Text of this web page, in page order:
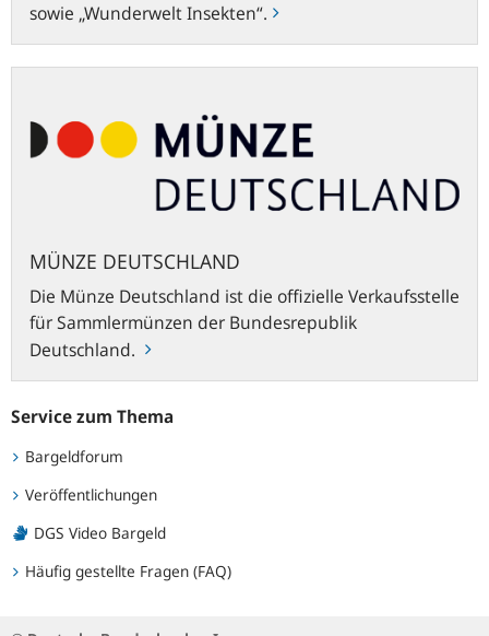
Service zum Thema
Bargeldforum
Veröffentlichungen
DGS Video Bargeld
Häufig gestellte Fragen (FAQ)
sowie „Wunderwelt Insekten“.
MÜNZE DEUTSCHLAND
Die Münze Deutschland ist die offizielle Verkaufsstelle
für Sammlermünzen der Bundesrepublik
Deutschland.